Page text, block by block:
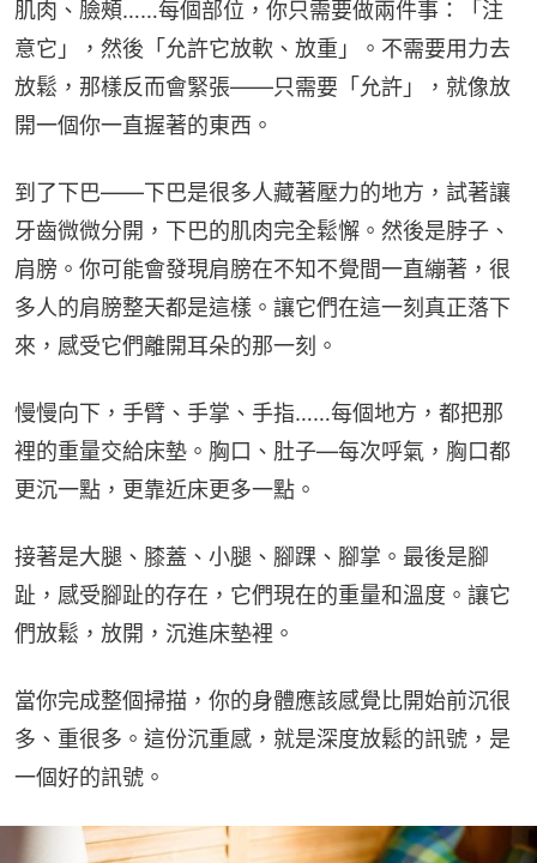
肌肉、臉頰……每個部位，你只需要做兩件事：「注
意它」，然後「允許它放軟、放重」。不需要用力去
放鬆，那樣反而會緊張——只需要「允許」，就像放
開一個你一直握著的東西。
到了下巴——下巴是很多人藏著壓力的地方，試著讓
牙齒微微分開，下巴的肌肉完全鬆懈。然後是脖子、
肩膀。你可能會發現肩膀在不知不覺間一直繃著，很
多人的肩膀整天都是這樣。讓它們在這一刻真正落下
來，感受它們離開耳朵的那一刻。
慢慢向下，手臂、手掌、手指……每個地方，都把那
裡的重量交給床墊。胸口、肚子—每次呼氣，胸口都
更沉一點，更靠近床更多一點。
接著是大腿、膝蓋、小腿、腳踝、腳掌。最後是腳
趾，感受腳趾的存在，它們現在的重量和溫度。讓它
們放鬆，放開，沉進床墊裡。
當你完成整個掃描，你的身體應該感覺比開始前沉很
多、重很多。這份沉重感，就是深度放鬆的訊號，是
一個好的訊號。